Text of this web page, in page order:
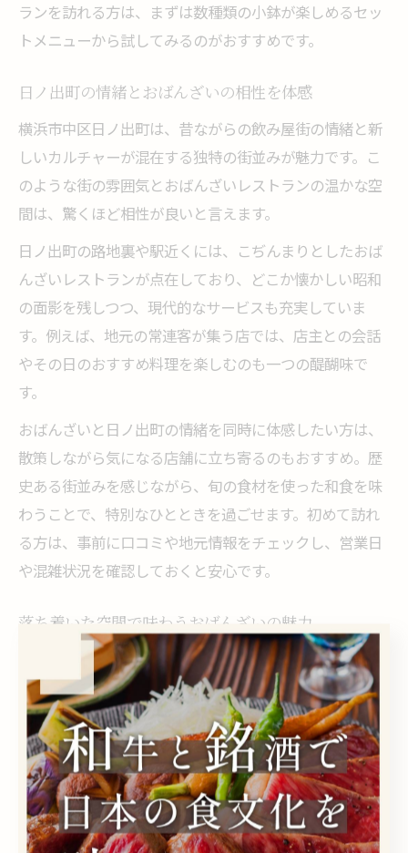
ランを訪れる方は、まずは数種類の小鉢が楽しめるセッ
トメニューから試してみるのがおすすめです。
日ノ出町の情緒とおばんざいの相性を体感
横浜市中区日ノ出町は、昔ながらの飲み屋街の情緒と新
しいカルチャーが混在する独特の街並みが魅力です。こ
のような街の雰囲気とおばんざいレストランの温かな空
間は、驚くほど相性が良いと言えます。
日ノ出町の路地裏や駅近くには、こぢんまりとしたおば
んざいレストランが点在しており、どこか懐かしい昭和
の面影を残しつつ、現代的なサービスも充実していま
す。例えば、地元の常連客が集う店では、店主との会話
やその日のおすすめ料理を楽しむのも一つの醍醐味で
す。
おばんざいと日ノ出町の情緒を同時に体感したい方は、
散策しながら気になる店舗に立ち寄るのもおすすめ。歴
史ある街並みを感じながら、旬の食材を使った和食を味
わうことで、特別なひとときを過ごせます。初めて訪れ
る方は、事前に口コミや地元情報をチェックし、営業日
や混雑状況を確認しておくと安心です。
落ち着いた空間で味わうおばんざいの魅力
落ち着いた空間で味わうおばんざいは、食事そのものが
贅沢な癒しの時間へと変わります。神奈川県横浜市中区
日ノ出町の多くのおばんざいレストランは、席の間隔や
照明、インテリアなど細部にまでこだわり、居心地の良
さを追求しています。
特に、カウンター席や半個室を設けている店舗では、一
人でもグループでも落ち着いて過ごせるため、女子会や